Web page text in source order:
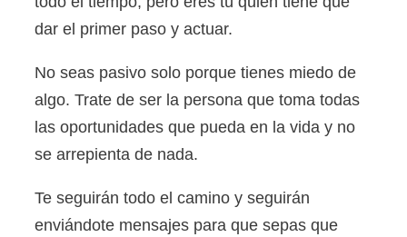
dar el primer paso y actuar.
No seas pasivo solo porque tienes miedo de
algo. Trate de ser la persona que toma todas
las oportunidades que pueda en la vida y no
se arrepienta de nada.
Te seguirán todo el camino y seguirán
enviándote mensajes para que sepas que